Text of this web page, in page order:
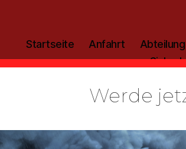
Startseite Anfahrt Abteilung
Werde